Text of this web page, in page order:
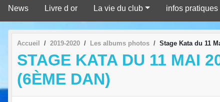
News Livre d or La vie du club infos pratiques
Accueil 2019-2020 Les albums photos Stage Kata du 11
STAGE KATA DU 11 MAI
(6ÈME DAN)